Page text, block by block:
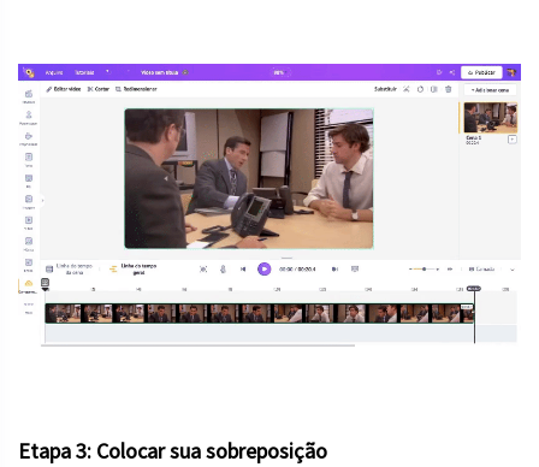
Etapa 3: Colocar sua sobreposição